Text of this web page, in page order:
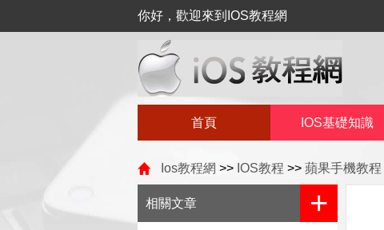
你好，歡迎來到IOS教程網
首頁 IOS基礎知識
Ios教程網 >> IOS教程 >> 蘋果手機教程
相關文章 +